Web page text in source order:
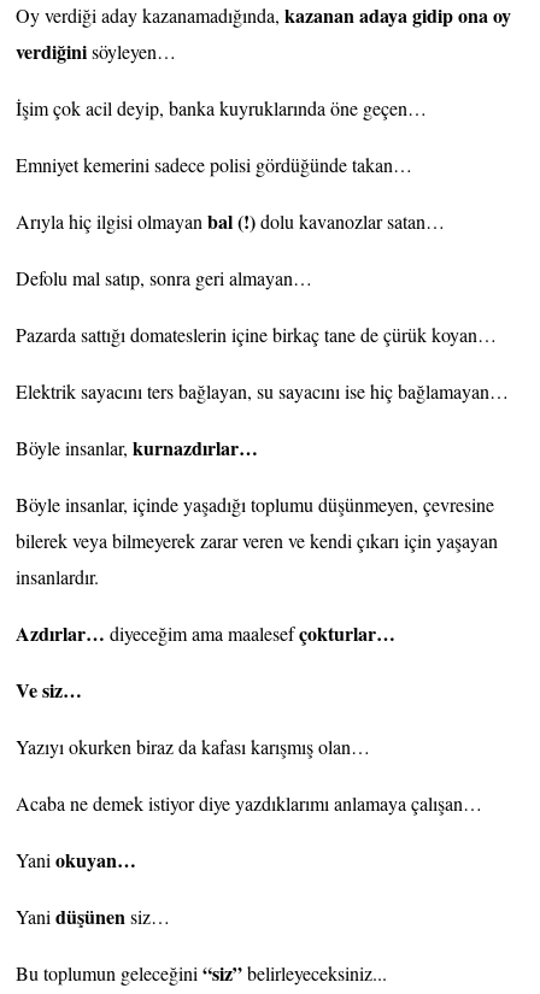
Oy verdiği aday kazanamadığında, kazanan adayagidip ona oy
verdiğinisöyleyen…
İşim çok acil deyip, banka kuyruklarında öne geçen…
Emniyet kemerini sadece polisi gördüğünde takan…
Arıyla hiç ilgisi olmayan bal (!)dolu kavanozlar satan…
Defolu mal satıp, sonra geri almayan…
Pazarda sattığı domateslerin içine birkaç tane de çürük koyan…
Elektrik sayacını ters bağlayan, su sayacını ise hiç bağlamayan…
Böyle insanlar, kurnazdırlar…
Böyle insanlar, içinde yaşadığı toplumu düşünmeyen, çevresine
bilerek veya bilmeyerek zarar veren ve kendi çıkarı için yaşayan
insanlardır.
Azdırlar… diyeceğim ama maalesefçokturlar…
Ve siz…
Yazıyı okurken biraz da kafası karışmış olan…
Acaba ne demek istiyor diye yazdıklarımı anlamaya çalışan…
Yani okuyan…
Yani düşünen siz…
Bu toplumun geleceğini “siz”belirleyeceksiniz...